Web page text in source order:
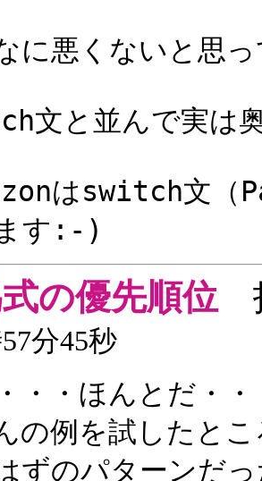
に悪くないと思っ
文と並んで実は
はswitch文（
す:-)
の優先順位
分45秒
・・ほんとだ・・
の例を試したと
ずのパターンだ